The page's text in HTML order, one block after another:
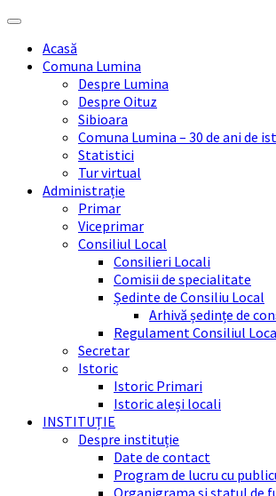
Skip
content
Skip
sidebar
Skip
right
sidebar
Skip
footerAcasă
Comuna Lumina
Despre Lumina
Despre Oituz
Sibioara
Comuna Lumina – 30 de ani de
Statistici
Tur virtual
Administrație
Primar
Viceprimar
Consiliul Local
Consilieri Locali
Comisii de specialitate
Ședinte de Consiliu Local
Arhivă ședințe de
Regulament Consiliul
Secretar
Istoric
Istoric Primari
Istoric aleși locali
INSTITUȚIE
Despre instituție
Date de contact
Program de lucru cu
Organigrama si statul de